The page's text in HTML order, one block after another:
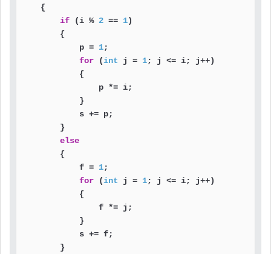
    {
if (i % 2 == 1)
        {
            p =
1;
for (int j = 1; j <= i; j++)
            {
                p *= i;
            }
            s += p;
        }
else
        {
            f =
1;
for (int j = 1; j <= i; j++)
            {
                f *= j;
            }
            s += f;
        }